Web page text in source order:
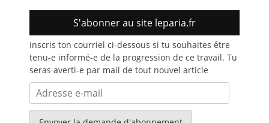
S'abonner au site leparia.fr
Inscris ton courriel ci-dessous si tu souhaites être
tenu-e informé-e de la progression de ce travail. Tu
seras averti-e par mail de tout nouvel article
Adresse
e-
mail